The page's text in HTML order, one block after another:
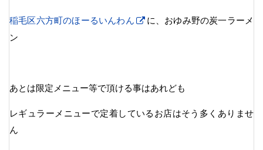
稲毛区六方町のほーるいんわん
に、おゆみ野の炭一ラーメ
ン
あとは限定メニュー等で頂ける事はあれども
レギュラーメニューで定着しているお店はそう多くありませ
ん